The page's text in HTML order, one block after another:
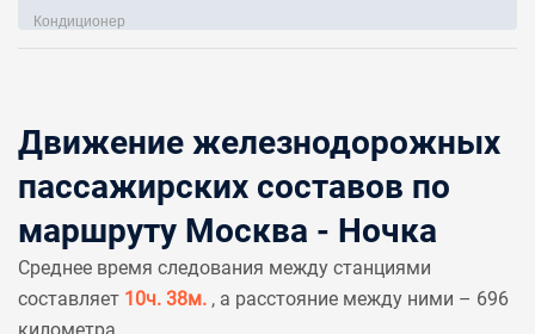
Кондиционер
Движение железнодорожных
пассажирских составов по
маршруту Москва - Ночка
Среднее время следования между станциями
составляет 10ч. 38м. , а расстояние между ними – 696